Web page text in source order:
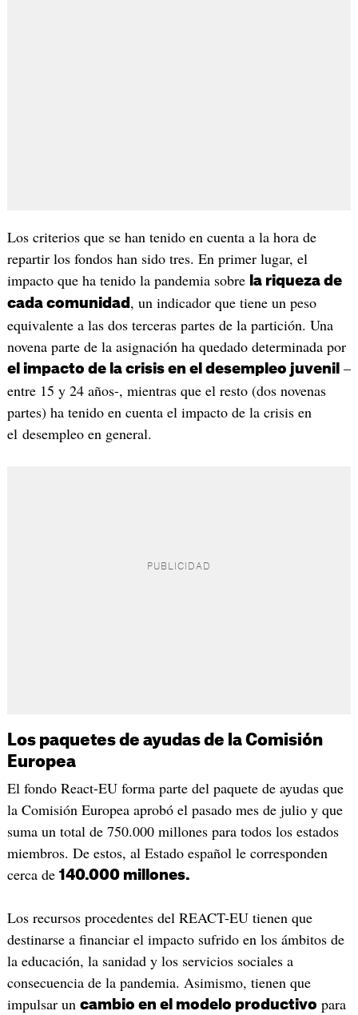
Los criterios que se han tenido en cuenta a la hora de
repartir los fondos han sido tres. En primer lugar, el
impacto que ha tenido la pandemia sobre la riqueza de
cada comunidad , un indicador que tiene un peso
equivalente a las dos terceras partes de la partición. Una
novena parte de la asignación ha quedado determinada por
el impacto de la crisis en el desempleo juvenil –
entre 15 y 24 años-, mientras que el resto (dos novenas
partes) ha tenido en cuenta el impacto de la crisis en
el desempleo en general.
Los paquetes de ayudas de la Comisión
Europea
El fondo React-EU forma parte del paquete de ayudas que
la Comisión Europea aprobó el pasado mes de julio y que
suma un total de 750.000 millones para todos los estados
miembros. De estos, al Estado español le corresponden
cerca de 140.000 millones.
Los recursos procedentes del REACT-EU tienen que
destinarse a financiar el impacto sufrido en los ámbitos de
la educación, la sanidad y los servicios sociales a
consecuencia de la pandemia. Asimismo, tienen que
impulsar un cambio en el modelo productivo para